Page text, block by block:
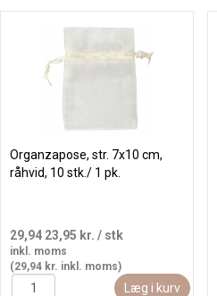
Organzapose, str. 7x10 cm,
råhvid, 10 stk./ 1 pk.
29,94 23,95 kr. / stk
inkl. moms
(29,94 kr. inkl. moms)
Læg i kurv